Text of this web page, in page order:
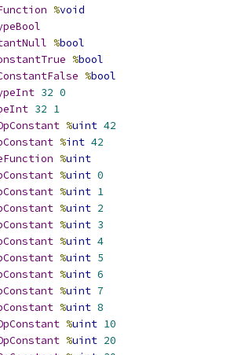
%void
%bool
%bool
%bool
32 0
32 1
%uint 42
%int 42
%uint
%uint 0
%uint 1
%uint 2
%uint 3
%uint 4
%uint 5
%uint 6
%uint 7
%uint 8
%uint 10
%uint 20